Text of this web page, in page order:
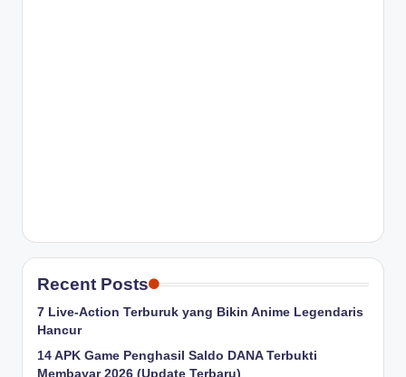
Recent Posts
7 Live-Action Terburuk yang Bikin Anime Legendaris
Hancur
14 APK Game Penghasil Saldo DANA Terbukti
Membayar 2026 (Update Terbaru)